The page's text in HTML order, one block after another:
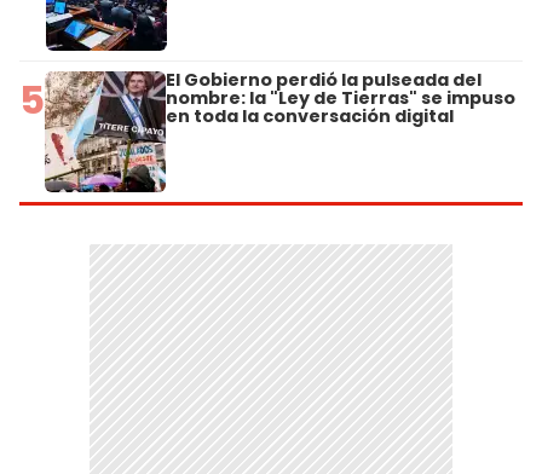
5 El Gobierno perdió la pulseada del
nombre: la "Ley de Tierras" se impuso
en toda la conversación digital